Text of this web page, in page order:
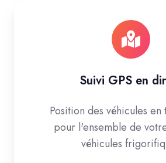
Suivi GPS en
Position des véhicules
pour l'ensemble de
véhicules